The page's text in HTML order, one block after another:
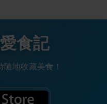
食記
地收藏美食！